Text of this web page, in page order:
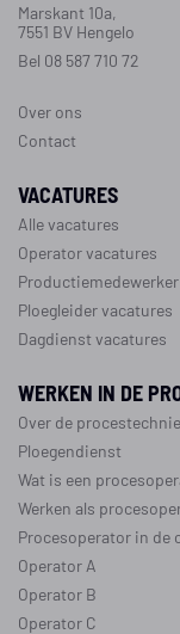
Marskant 10a,
7551 BV Hengelo
Bel 08 587 710 72
Over ons
Contact
VACATURES
Alle vacatures
Operator vacatures
Ploegleider vacatures
Dagdienst vacatures
WERKEN IN DE
Over de
Ploegendienst
Wat is een
Werken als
Procesoperator in de
Operator A
Operator B
Operator C